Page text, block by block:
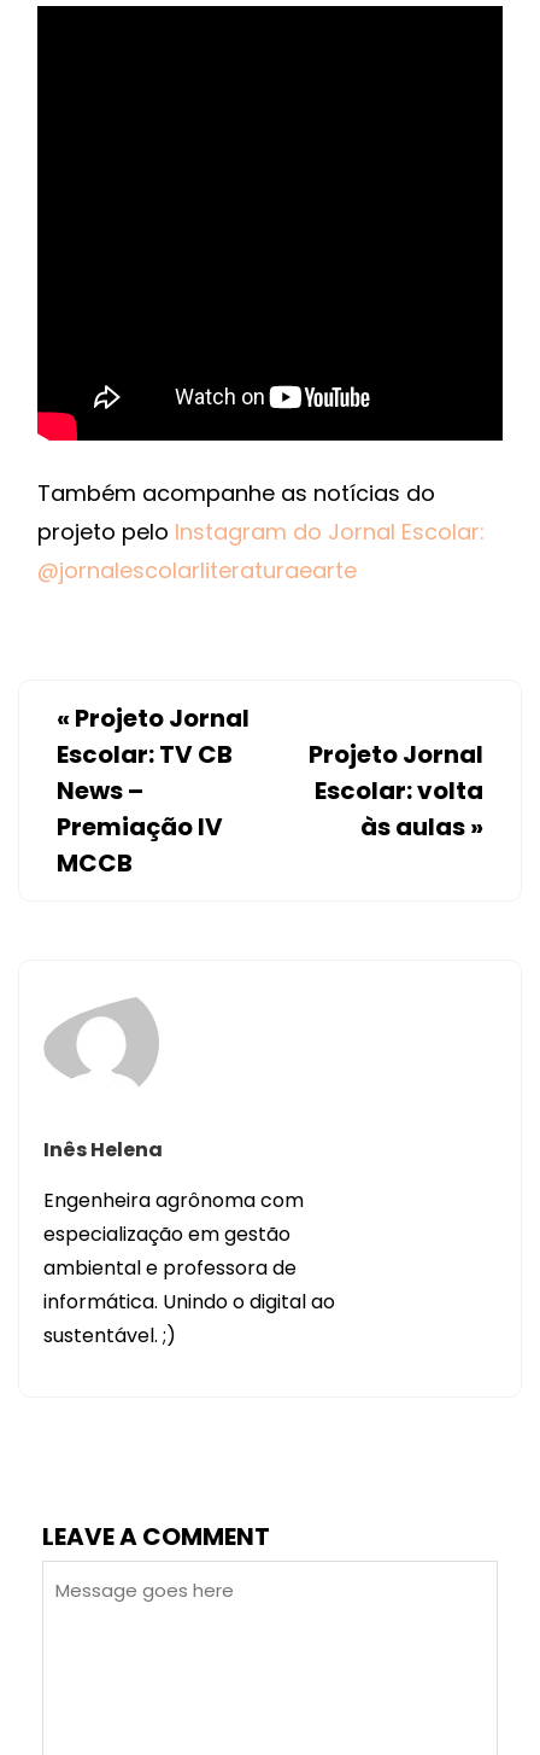
Também acompanhe as notícias do
projeto pelo Instagram do Jornal Escolar:
@jornalescolarliteraturaearte
« Projeto Jornal
Escolar: TV CB
News –
Premiação IV
MCCB
Projeto Jornal
Escolar: volta
às aulas»
Inês Helena
Engenheira agrônoma com
especialização em gestão
ambiental e professora de
informática. Unindo o digital ao
sustentável. ;)
LEAVE A COMMENT